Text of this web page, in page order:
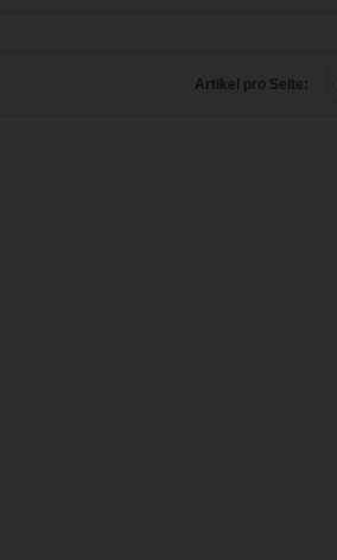
Artikel pro Seite: